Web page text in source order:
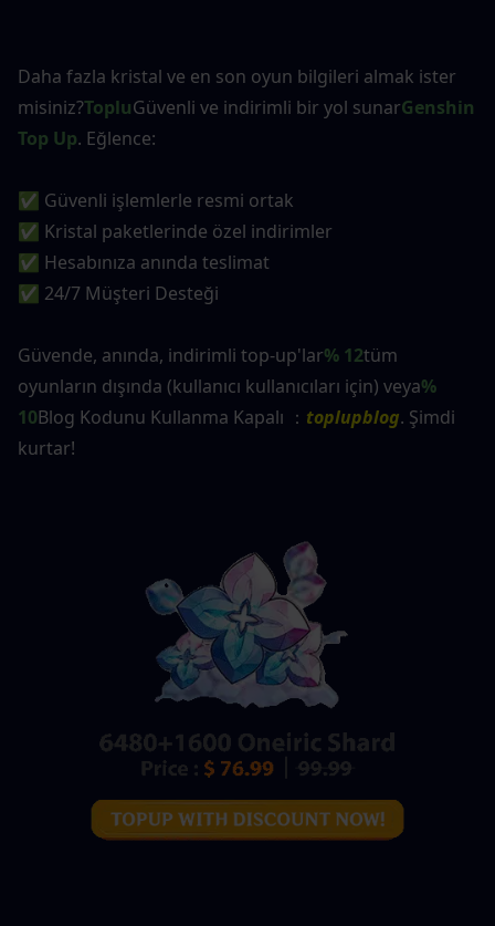
Daha fazla kristal ve en son oyun bilgileri almak ister
misiniz?TopluGüvenli ve indirimli bir yol sunarGenshin
Top Up. Eğlence:
✅ Güvenli işlemlerle resmi ortak
✅ Kristal paketlerinde özel indirimler
✅ Hesabınıza anında teslimat
✅ 24/7 Müşteri Desteği
Güvende, anında, indirimli top-up'lar% 12tüm
oyunların dışında (kullanıcı kullanıcıları için) veya%
10Blog Kodunu Kullanma Kapalı ： toplupblog. Şimdi
kurtar!